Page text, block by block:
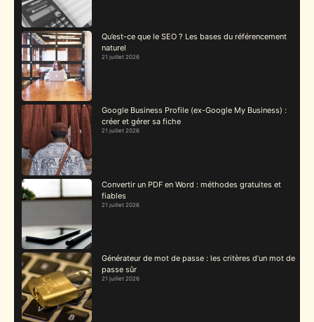
Qu’est-ce que le SEO ? Les bases du référencement
naturel
21 juillet 2026
Google Business Profile (ex-Google My Business) :
créer et gérer sa fiche
21 juillet 2026
Convertir un PDF en Word : méthodes gratuites et
fiables
21 juillet 2026
Générateur de mot de passe : les critères d’un mot de
passe sûr
21 juillet 2026